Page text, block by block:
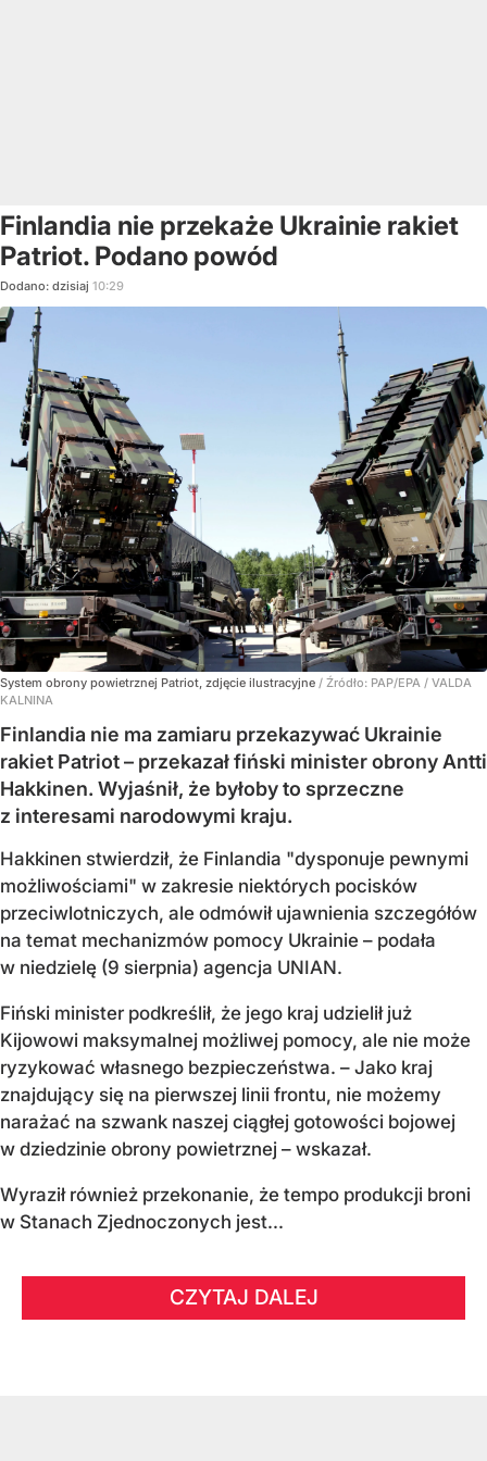
Finlandia nie przekaże Ukrainie rakiet
Patriot. Podano powód
Dodano: dzisiaj 10:29
System obrony powietrznej Patriot, zdjęcie ilustracyjne / Źródło: PAP/EPA / VALDA
KALNINA
Finlandia nie ma zamiaru przekazywać Ukrainie
rakiet Patriot – przekazał fiński minister obrony Antti
Hakkinen. Wyjaśnił, że byłoby to sprzeczne
z interesami narodowymi kraju.
Hakkinen stwierdził, że Finlandia "dysponuje pewnymi
możliwościami" w zakresie niektórych pocisków
przeciwlotniczych, ale odmówił ujawnienia szczegółów
na temat mechanizmów pomocy Ukrainie – podała
w niedzielę (9 sierpnia) agencja UNIAN.
Fiński minister podkreślił, że jego kraj udzielił już
Kijowowi maksymalnej możliwej pomocy, ale nie może
ryzykować własnego bezpieczeństwa. – Jako kraj
znajdujący się na pierwszej linii frontu, nie możemy
narażać na szwank naszej ciągłej gotowości bojowej
w dziedzinie obrony powietrznej – wskazał.
Wyraził również przekonanie, że tempo produkcji broni
w Stanach Zjednoczonych jest...
CZYTAJ DALEJ